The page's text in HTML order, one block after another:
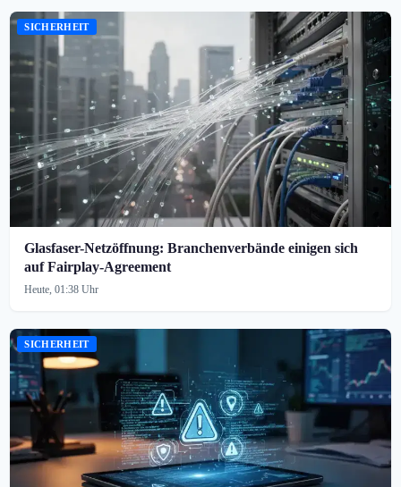
SICHERHEIT
Glasfaser-Netzöffnung: Branchenverbände einigen sich
auf Fairplay-Agreement
Heute, 01:38 Uhr
SICHERHEIT